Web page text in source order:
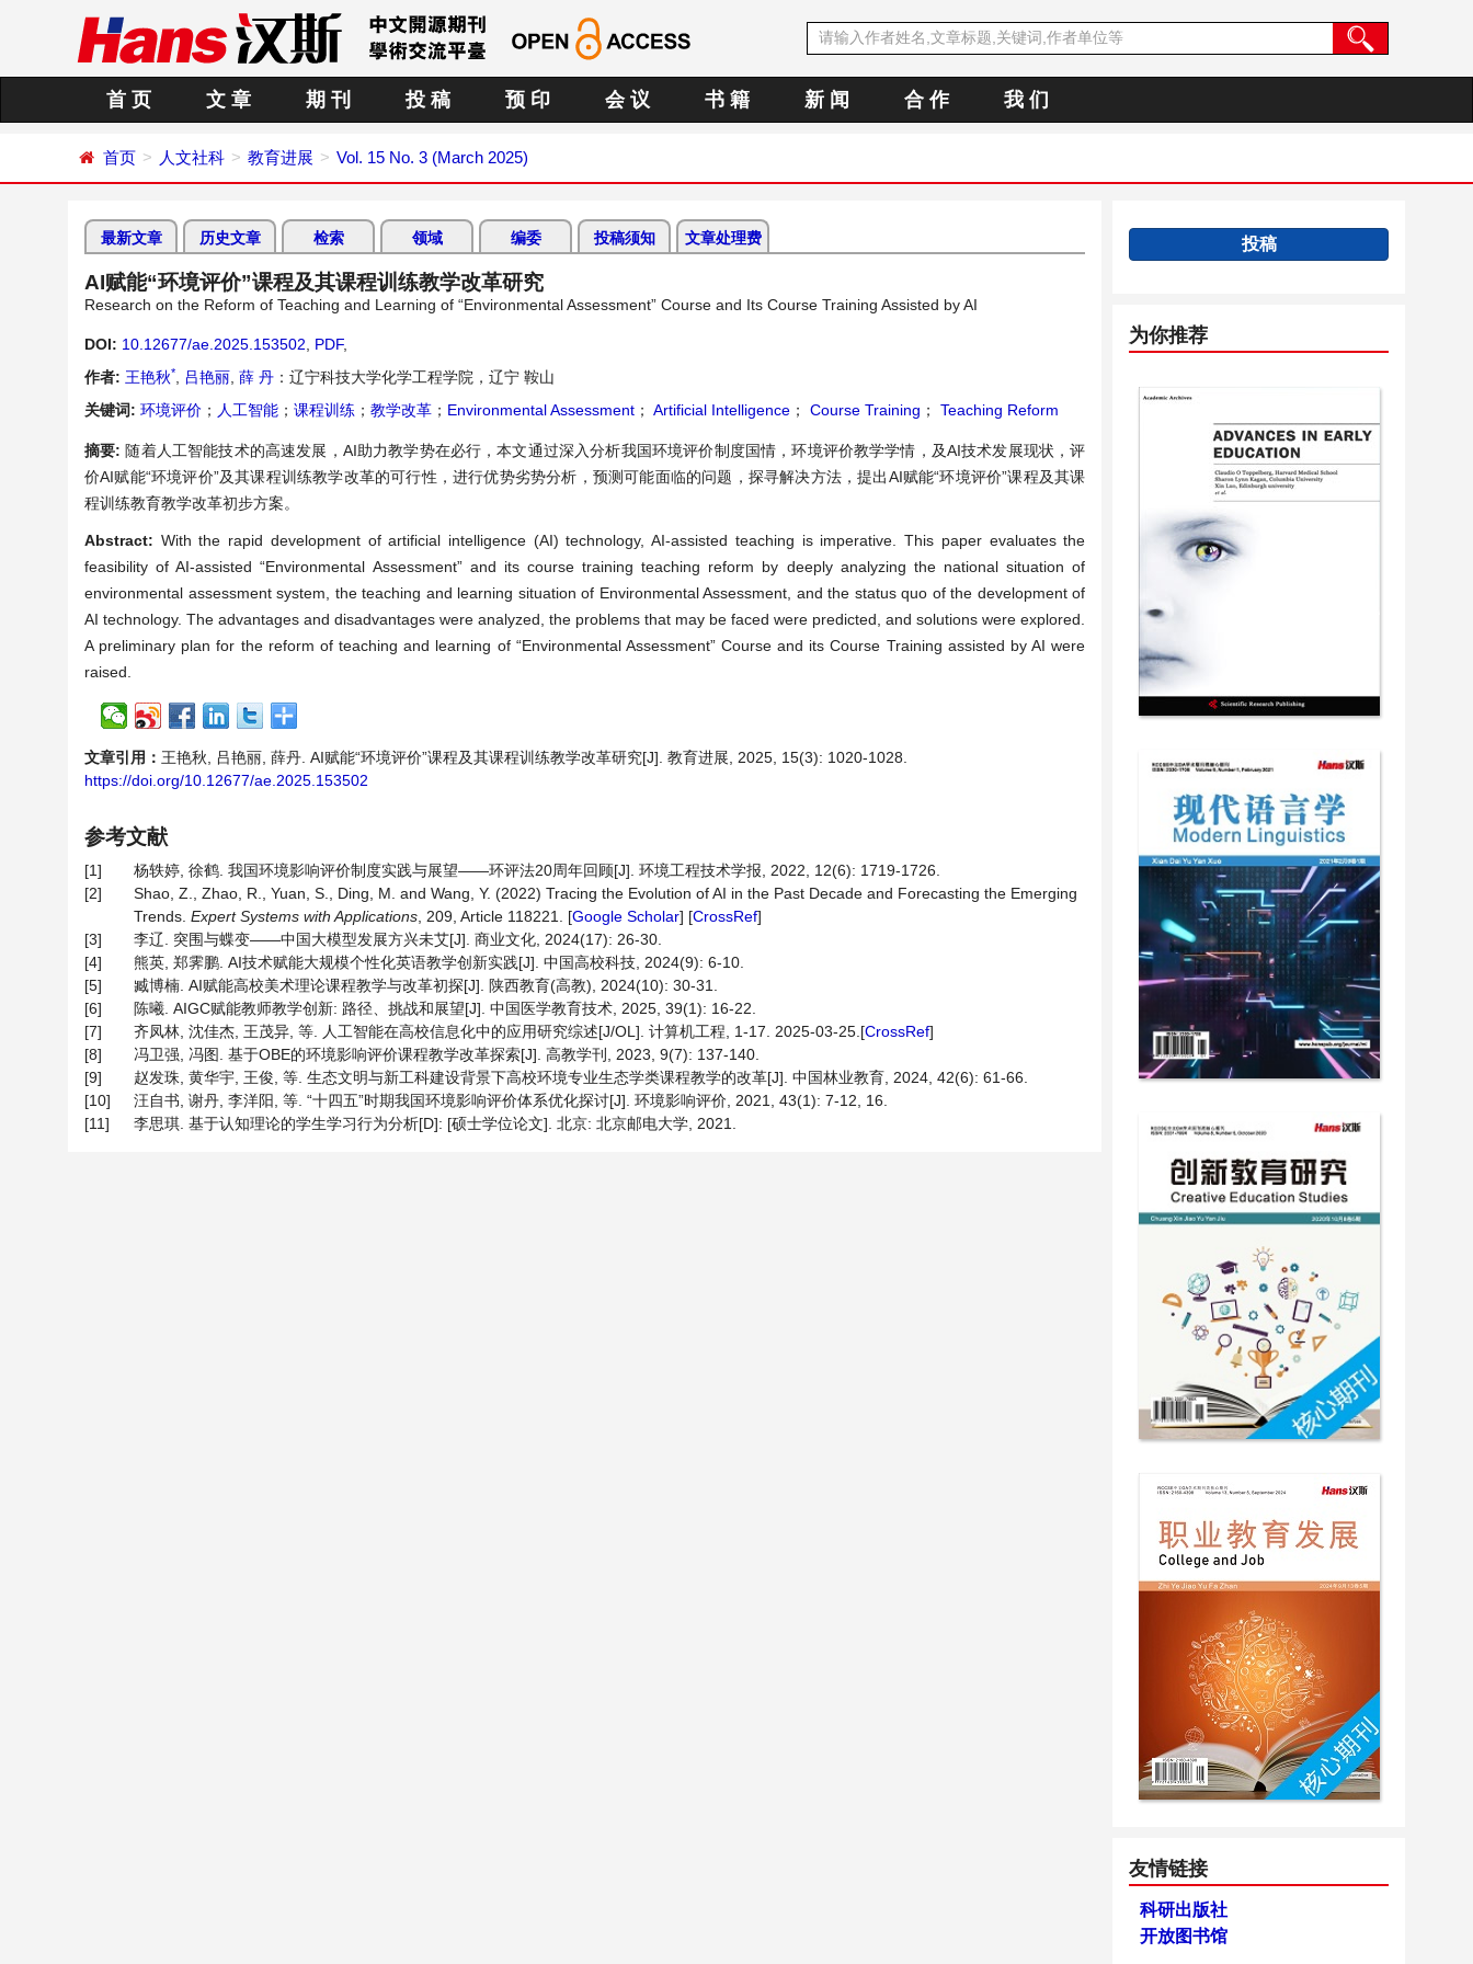
首 页 文 章 期 刊 投 稿 预 印 会 议 书 籍 新 闻 合 作 我 们
首页 人文社科 教育进展 Vol. 15 No. 3 (March 2025)
最新文章 历史文章 检索 领域 编委 投稿须知 文章处理费
AI赋能“环境评价”课程及其课程训练教学改革研究
Research on the Reform of Teaching and Learning of “Environmental Assessment” Course and Its Course Training Assisted by AI
DOI: 10.12677/ae.2025.153502 PDF,
作者: 王艳秋* 吕艳丽 薛 丹 ：辽宁科技大学化学工程学院，辽宁 鞍山
关键词: 环境评价 ； 人工智能 ； 课程训练 ； 教学改革 ； Environmental Assessment ； Artificial Intelligence ； Course Training ； Teaching Reform
摘要: 随着人工智能技术的高速发展，AI助力教学势在必行，本文通过深入分析我国环境评价制度国情，环境评价教学学情，及AI技术发展现状，评
价AI赋能“环境评价”及其课程训练教学改革的可行性，进行优势劣势分析，预测可能面临的问题，探寻解决方法，提出AI赋能“环境评价”课程及其课
程训练教育教学改革初步方案。
Abstract: With the rapid development of artificial intelligence (AI) technology, AI-assisted teaching is imperative. This paper evaluates the
feasibility of AI-assisted “Environmental Assessment” and its course training teaching reform by deeply analyzing the national situation of
environmental assessment system, the teaching and learning situation of Environmental Assessment, and the status quo of the development of
AI technology. The advantages and disadvantages were analyzed, the problems that may be faced were predicted, and solutions were explored.
A preliminary plan for the reform of teaching and learning of “Environmental Assessment” Course and its Course Training assisted by AI were
raised.
文章引用： 王艳秋, 吕艳丽, 薛丹. AI赋能“环境评价”课程及其课程训练教学改革研究[J]. 教育进展, 2025, 15(3): 1020-1028.
https://doi.org/10.12677/ae.2025.153502
参考文献
[1]
杨轶婷, 徐鹤. 我国环境影响评价制度实践与展望——环评法20周年回顾[J]. 环境工程技术学报, 2022, 12(6): 1719-1726.
[2]
Shao, Z., Zhao, R., Yuan, S., Ding, M. and Wang, Y. (2022) Tracing the Evolution of AI in the Past Decade and Forecasting the Emerging
Trends. Expert Systems with Applications , 209, Article 118221. [Google Scholar] [CrossRef]
[3]
李辽. 突围与蝶变——中国大模型发展方兴未艾[J]. 商业文化, 2024(17): 26-30.
[4]
熊英, 郑霁鹏. AI技术赋能大规模个性化英语教学创新实践[J]. 中国高校科技, 2024(9): 6-10.
[5]
臧博楠. AI赋能高校美术理论课程教学与改革初探[J]. 陕西教育(高教), 2024(10): 30-31.
[6]
陈曦. AIGC赋能教师教学创新: 路径、挑战和展望[J]. 中国医学教育技术, 2025, 39(1): 16-22.
[7]
齐凤林, 沈佳杰, 王茂异, 等. 人工智能在高校信息化中的应用研究综述[J/OL]. 计算机工程, 1-17. 2025-03-25.[CrossRef]
[8]
冯卫强, 冯图. 基于OBE的环境影响评价课程教学改革探索[J]. 高教学刊, 2023, 9(7): 137-140.
[9]
赵发珠, 黄华宇, 王俊, 等. 生态文明与新工科建设背景下高校环境专业生态学类课程教学的改革[J]. 中国林业教育, 2024, 42(6): 61-66.
[10]
汪自书, 谢丹, 李洋阳, 等. “十四五”时期我国环境影响评价体系优化探讨[J]. 环境影响评价, 2021, 43(1): 7-12, 16.
[11]
李思琪. 基于认知理论的学生学习行为分析[D]: [硕士学位论文]. 北京: 北京邮电大学, 2021.
投稿
为你推荐
友情链接
科研出版社
开放图书馆